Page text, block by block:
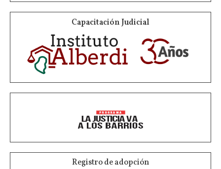
Capacitación Judicial
Registro de adopción